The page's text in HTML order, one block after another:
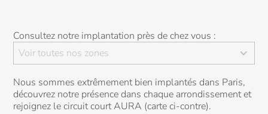
Consultez notre implantation près de chez vous :
Voir toutes nos zones
Nous sommes extrêmement bien implantés dans Paris,
découvrez notre présence dans chaque arrondissement et
rejoignez le circuit court AURA (carte ci-contre).